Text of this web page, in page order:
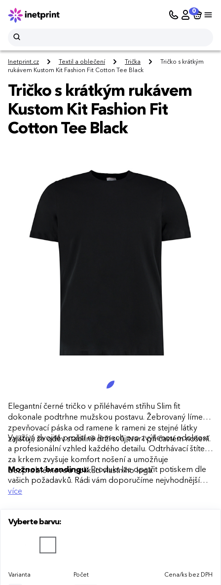
0
Inetprint.cz Textil a oblečení Trička
Tričko s krátkým
rukávem Kustom Kit Fashion Fit Cotton Tee Black
Tričko s krátkým rukávem
Kustom Kit Fashion Fit
Cotton Tee Black
Elegantní černé tričko v přiléhavém střihu Slim fit
dokonale podtrhne mužskou postavu. Žebrovaný límec a
zpevňovací páska od ramene k rameni ze stejné látky
zajišťují, že oděv stabilně drží svůj tvar i při častém nošení.
Využívá dvojité prošití na lemech pro zvýšenou odolnost
a profesionální vzhled každého detailu. Odtrhávací štítek
za krkem zvyšuje komfort nošení a umožňuje
bezproblémovou aplikaci vlastního loga.
Možnost brandingu:Produkt lze opatřit potiskem dle
vašich požadavků. Rádi vám doporučíme nejvhodnější
technologii potisku s ohledem na design i váš rozpočet.
více
Vyberte barvu:
Varianta Počet Cena/ks bez DPH